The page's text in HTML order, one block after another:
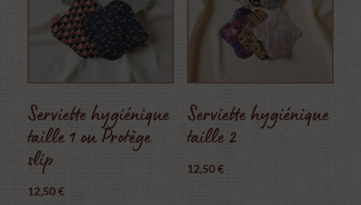
Serviette hygiénique
taille 1 ou Protège
slip
12,50€
Serviette hygiénique
taille 2
12,50€